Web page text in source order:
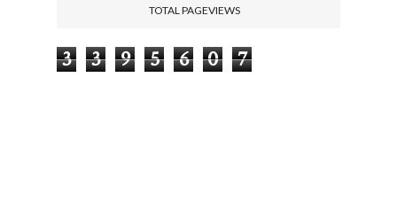
TOTAL PAGEVIEWS
3 3 9 5 6 0 7